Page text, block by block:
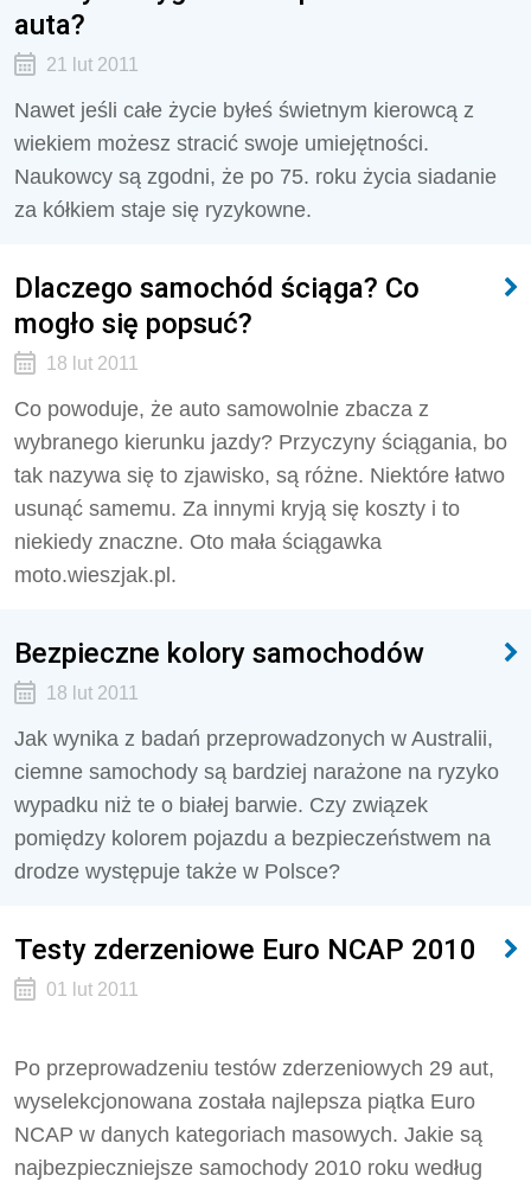
auta?
21 lut 2011
Nawet jeśli całe życie byłeś świetnym kierowcą z
wiekiem możesz stracić swoje umiejętności.
Naukowcy są zgodni, że po 75. roku życia siadanie
za kółkiem staje się ryzykowne.
Dlaczego samochód ściąga? Co
mogło się popsuć?
18 lut 2011
Co powoduje, że auto samowolnie zbacza z
wybranego kierunku jazdy? Przyczyny ściągania, bo
tak nazywa się to zjawisko, są różne. Niektóre łatwo
usunąć samemu. Za innymi kryją się koszty i to
niekiedy znaczne. Oto mała ściągawka
moto.wieszjak.pl.
Bezpieczne kolory samochodów
18 lut 2011
Jak wynika z badań przeprowadzonych w Australii,
ciemne samochody są bardziej narażone na ryzyko
wypadku niż te o białej barwie. Czy związek
pomiędzy kolorem pojazdu a bezpieczeństwem na
drodze występuje także w Polsce?
Testy zderzeniowe Euro NCAP 2010
01 lut 2011
Po przeprowadzeniu testów zderzeniowych 29 aut,
wyselekcjonowana została najlepsza piątka Euro
NCAP w danych kategoriach masowych. Jakie są
najbezpieczniejsze samochody 2010 roku według